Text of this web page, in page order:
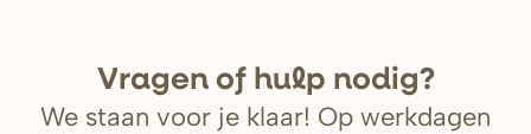
Vragen of hulp nodig?
We staan voor je klaar! Op werkdagen